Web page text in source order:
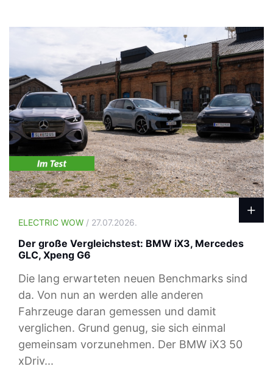
ELECTRIC WOW / 27.07.2026.
Der große Vergleichstest: BMW iX3, Mercedes
GLC, Xpeng G6
Die lang erwarteten neuen Benchmarks sind
da. Von nun an werden alle anderen
Fahrzeuge daran gemessen und damit
verglichen. Grund genug, sie sich einmal
gemeinsam vorzunehmen. Der BMW iX3 50
xDriv...